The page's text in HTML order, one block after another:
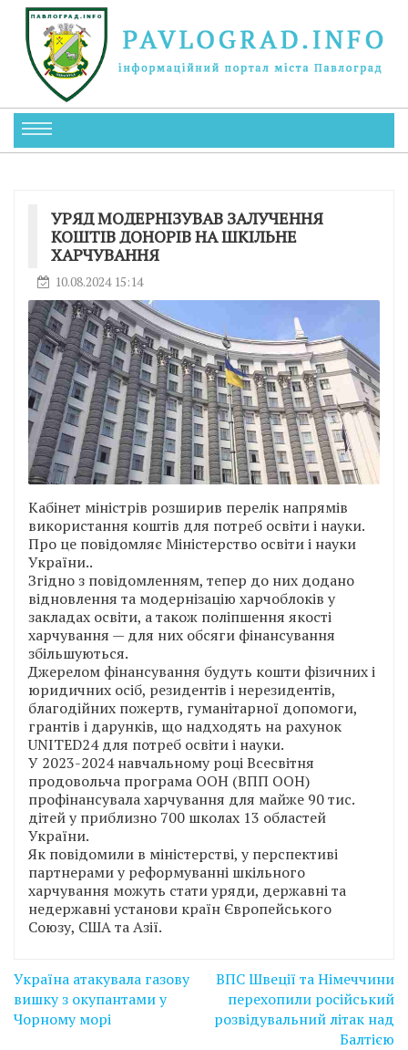
УРЯД МОДЕРНІЗУВАВ ЗАЛУЧЕННЯ
КОШТІВ ДОНОРІВ НА ШКІЛЬНЕ
ХАРЧУВАННЯ
10.08.2024 15:14
Кабінет міністрів розширив перелік напрямів
використання коштів для потреб освіти і науки.
Про це повідомляє Міністерство освіти і науки
України..
Згідно з повідомленням, тепер до них додано
відновлення та модернізацію харчоблоків у
закладах освіти, а також поліпшення якості
харчування — для них обсяги фінансування
збільшуються.
Джерелом фінансування будуть кошти фізичних і
юридичних осіб, резидентів і нерезидентів,
благодійних пожертв, гуманітарної допомоги,
грантів і дарунків, що надходять на рахунок
UNITED24 для потреб освіти і науки.
У 2023-2024 навчальному році Всесвітня
продовольча програма ООН (ВПП ООН)
профінансувала харчування для майже 90 тис.
дітей у приблизно 700 школах 13 областей
України.
Як повідомили в міністерстві, у перспективі
партнерами у реформуванні шкільного
харчування можуть стати уряди, державні та
недержавні установи країн Європейського
Союзу, США та Азії.
Навігація
записів
Україна атакувала газову
вишку з окупантами у
Чорному морі
ВПС Швеції та Німеччини
перехопили російський
розвідувальний літак над
Балтією